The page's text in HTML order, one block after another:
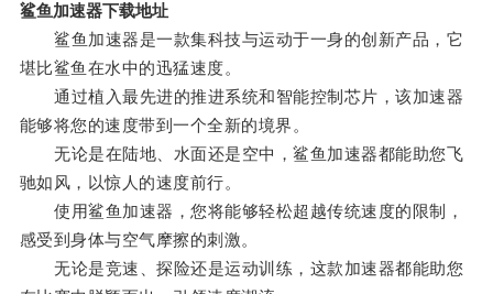
鲨鱼加速器下载地址
鲨鱼加速器是一款集科技与运动于一身的创新产品，它
堪比鲨鱼在水中的迅猛速度。
通过植入最先进的推进系统和智能控制芯片，该加速器
能够将您的速度带到一个全新的境界。
无论是在陆地、水面还是空中，鲨鱼加速器都能助您飞
驰如风，以惊人的速度前行。
使用鲨鱼加速器，您将能够轻松超越传统速度的限制，
感受到身体与空气摩擦的刺激。
无论是竞速、探险还是运动训练，这款加速器都能助您